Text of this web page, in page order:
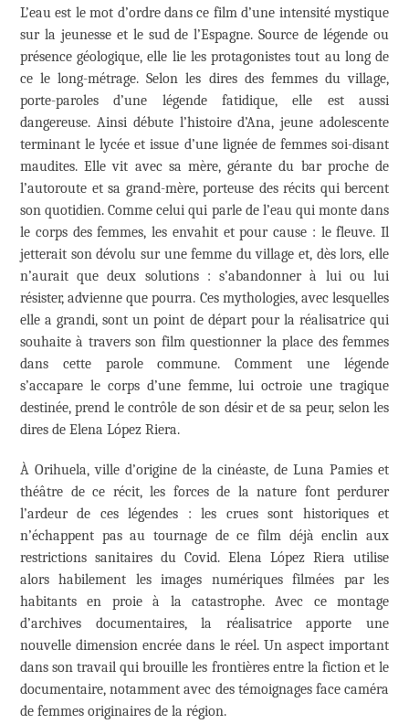
L’eau est le mot d’ordre dans ce film d’une intensité mystique
sur la jeunesse et le sud de l’Espagne. Source de légende ou
présence géologique, elle lie les protagonistes tout au long de
ce le long-métrage. Selon les dires des femmes du village,
porte-paroles d’une légende fatidique, elle est aussi
dangereuse. Ainsi débute l’histoire d’Ana, jeune adolescente
terminant le lycée et issue d’une lignée de femmes soi-disant
maudites. Elle vit avec sa mère, gérante du bar proche de
l’autoroute et sa grand-mère, porteuse des récits qui bercent
son quotidien. Comme celui qui parle de l’eau qui monte dans
le corps des femmes, les envahit et pour cause : le fleuve. Il
jetterait son dévolu sur une femme du village et, dès lors, elle
n’aurait que deux solutions : s’abandonner à lui ou lui
résister, advienne que pourra. Ces mythologies, avec lesquelles
elle a grandi, sont un point de départ pour la réalisatrice qui
souhaite à travers son film questionner la place des femmes
dans cette parole commune. Comment une légende
s’accapare le corps d’une femme, lui octroie une tragique
destinée, prend le contrôle de son désir et de sa peur, selon les
dires de Elena López Riera.
À Orihuela, ville d’origine de la cinéaste, de Luna Pamies et
théâtre de ce récit, les forces de la nature font perdurer
l’ardeur de ces légendes : les crues sont historiques et
n’échappent pas au tournage de ce film déjà enclin aux
restrictions sanitaires du Covid. Elena López Riera utilise
alors habilement les images numériques filmées par les
habitants en proie à la catastrophe. Avec ce montage
d’archives documentaires, la réalisatrice apporte une
nouvelle dimension encrée dans le réel. Un aspect important
dans son travail qui brouille les frontières entre la fiction et le
documentaire, notamment avec des témoignages face caméra
de femmes originaires de la région.